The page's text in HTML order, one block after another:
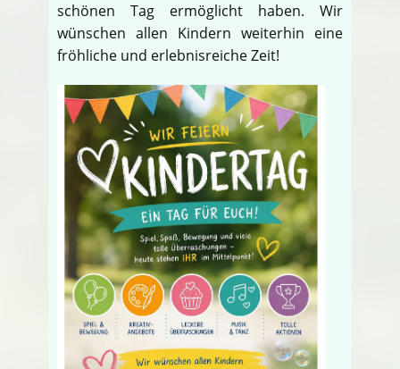
schönen Tag ermöglicht haben. Wir
wünschen allen Kindern weiterhin eine
fröhliche und erlebnisreiche Zeit!